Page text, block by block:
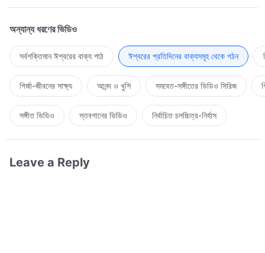
অন্যান্য ধরণের ভিডিও
সর্বশক্তিমান ঈশ্বরের বাক্য পাঠ ঈশ্বরের প্রতিদিনের বাক্যসমূহ থেকে পঠন
গির্জা-জীবনের সাক্ষ্য আনন্দ ও খুশি সমবেত-সঙ্গীতের ভিডিও সিরিজ
সঙ্গীত ভিডিও স্তবগানের ভিডিও নির্বাচিত চলচ্চিত্র-নির্যাস
Leave a Reply